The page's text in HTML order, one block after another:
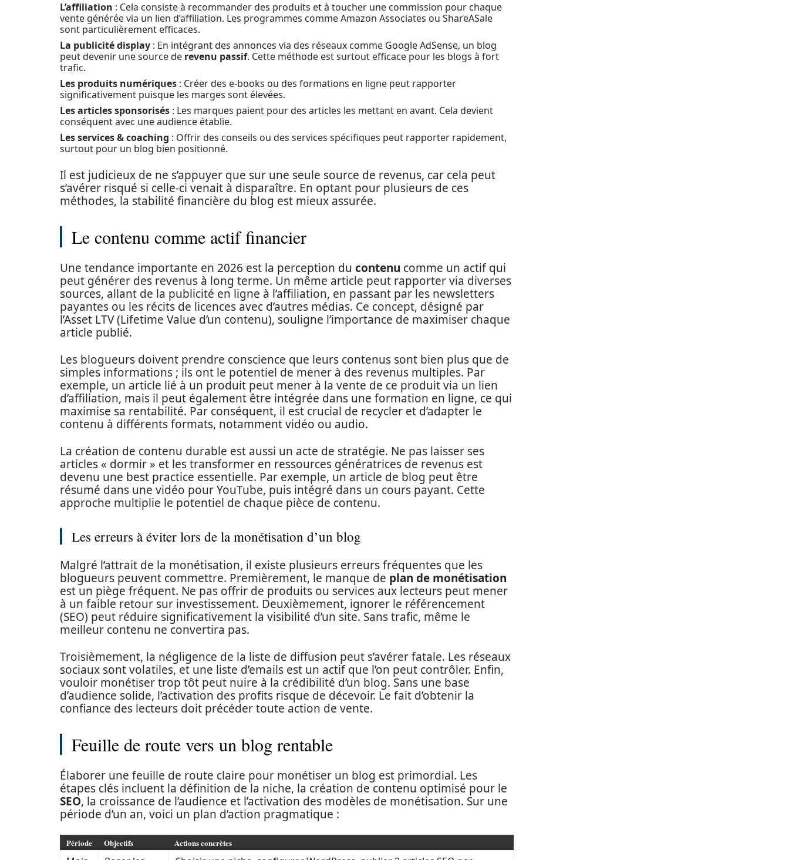
L’affiliation : Cela consiste à recommander des produits et à toucher une commission pour chaque
vente générée via un lien d’affiliation. Les programmes comme Amazon Associates ou ShareASale
sont particulièrement efficaces.
La publicité display : En intégrant des annonces via des réseaux comme Google AdSense, un blog
peut devenir une source de revenu passif. Cette méthode est surtout efficace pour les blogs à fort
trafic.
Les produits numériques : Créer des e-books ou des formations en ligne peut rapporter
significativement puisque les marges sont élevées.
Les articles sponsorisés : Les marques paient pour des articles les mettant en avant. Cela devient
conséquent avec une audience établie.
Les services & coaching : Offrir des conseils ou des services spécifiques peut rapporter rapidement,
surtout pour un blog bien positionné.
Il est judicieux de ne s’appuyer que sur une seule source de revenus, car cela peut
s’avérer risqué si celle-ci venait à disparaître. En optant pour plusieurs de ces
méthodes, la stabilité financière du blog est mieux assurée.
Le contenu comme actif financier
Une tendance importante en 2026 est la perception du contenu comme un actif qui
peut générer des revenus à long terme. Un même article peut rapporter via diverses
sources, allant de la publicité en ligne à l’affiliation, en passant par les newsletters
payantes ou les récits de licences avec d’autres médias. Ce concept, désigné par
l’Asset LTV (Lifetime Value d’un contenu), souligne l’importance de maximiser chaque
article publié.
Les blogueurs doivent prendre conscience que leurs contenus sont bien plus que de
simples informations ; ils ont le potentiel de mener à des revenus multiples. Par
exemple, un article lié à un produit peut mener à la vente de ce produit via un lien
d’affiliation, mais il peut également être intégrée dans une formation en ligne, ce qui
maximise sa rentabilité. Par conséquent, il est crucial de recycler et d’adapter le
contenu à différents formats, notamment vidéo ou audio.
La création de contenu durable est aussi un acte de stratégie. Ne pas laisser ses
articles « dormir » et les transformer en ressources génératrices de revenus est
devenu une best practice essentielle. Par exemple, un article de blog peut être
résumé dans une vidéo pour YouTube, puis intégré dans un cours payant. Cette
approche multiplie le potentiel de chaque pièce de contenu.
Les erreurs à éviter lors de la monétisation d’un blog
Malgré l’attrait de la monétisation, il existe plusieurs erreurs fréquentes que les
blogueurs peuvent commettre. Premièrement, le manque de plan de monétisation
est un piège fréquent. Ne pas offrir de produits ou services aux lecteurs peut mener
à un faible retour sur investissement. Deuxièmement, ignorer le référencement
(SEO) peut réduire significativement la visibilité d’un site. Sans trafic, même le
meilleur contenu ne convertira pas.
Troisièmement, la négligence de la liste de diffusion peut s’avérer fatale. Les réseaux
sociaux sont volatiles, et une liste d’emails est un actif que l’on peut contrôler. Enfin,
vouloir monétiser trop tôt peut nuire à la crédibilité d’un blog. Sans une base
d’audience solide, l’activation des profits risque de décevoir. Le fait d’obtenir la
confiance des lecteurs doit précéder toute action de vente.
Feuille de route vers un blog rentable
Élaborer une feuille de route claire pour monétiser un blog est primordial. Les
étapes clés incluent la définition de la niche, la création de contenu optimisé pour le
SEO, la croissance de l’audience et l’activation des modèles de monétisation. Sur une
période d’un an, voici un plan d’action pragmatique :
Période Objectifs Actions concrètes